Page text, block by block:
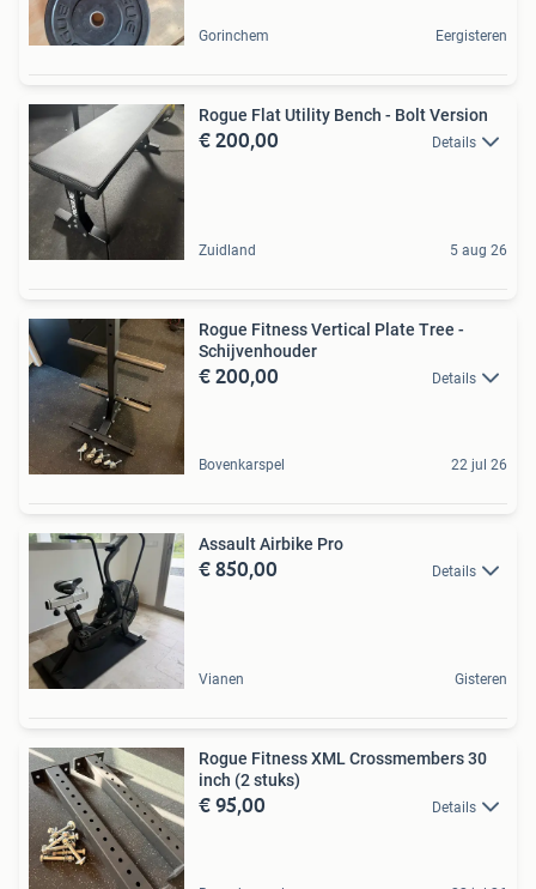
Gorinchem Eergisteren
Rogue Flat Utility Bench - Bolt Version
€ 200,00 Details
Zuidland 5 aug 26
Rogue Fitness Vertical Plate Tree -
Schijvenhouder
€ 200,00 Details
Bovenkarspel 22 jul 26
Assault Airbike Pro
€ 850,00 Details
Vianen Gisteren
Rogue Fitness XML Crossmembers 30
inch (2 stuks)
€ 95,00 Details